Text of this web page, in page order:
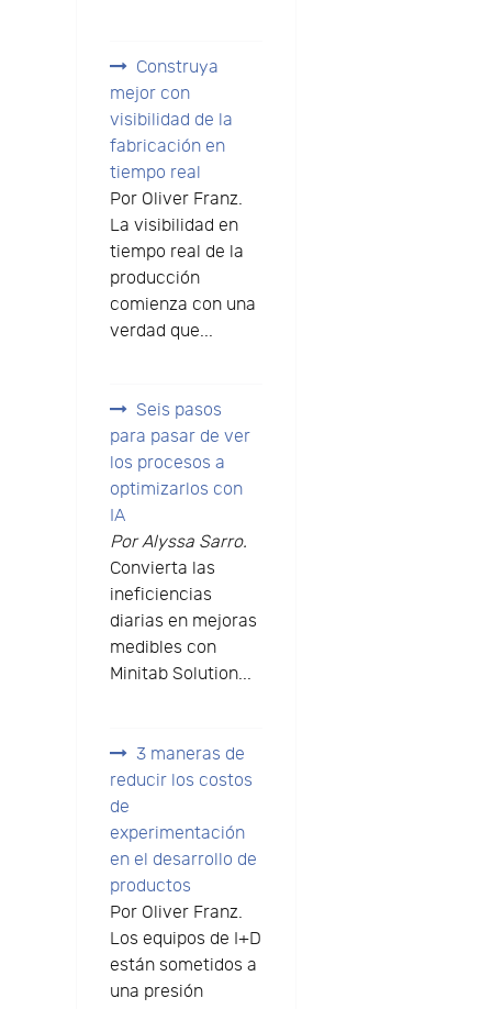
Construya
mejor con
visibilidad de la
fabricación en
tiempo real
Por Oliver Franz.
La visibilidad en
tiempo real de la
producción
comienza con una
verdad que...
Seis pasos
para pasar de ver
los procesos a
optimizarlos con
IA
Por Alyssa Sarro.
Convierta las
ineficiencias
diarias en mejoras
medibles con
Minitab Solution...
3 maneras de
reducir los costos
de
experimentación
en el desarrollo de
productos
Por Oliver Franz.
Los equipos de I+D
están sometidos a
una presión